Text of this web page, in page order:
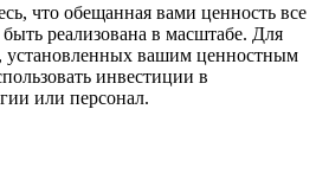
что обещанная вами ценность все
реализована в масштабе. Для
установленных вашим ценностным
инвестиции в
или персонал.